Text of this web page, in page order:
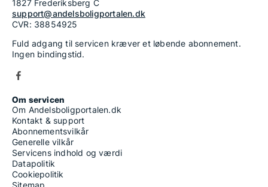
1827 Frederiksberg C
support@andelsboligportalen.dk
CVR: 38854925
Fuld adgang til servicen kræver et løbende abonnement.
Ingen bindingstid.
Om servicen
Om Andelsboligportalen.dk
Kontakt & support
Abonnementsvilkår
Generelle vilkår
Servicens indhold og værdi
Datapolitik
Cookiepolitik
Sitemap